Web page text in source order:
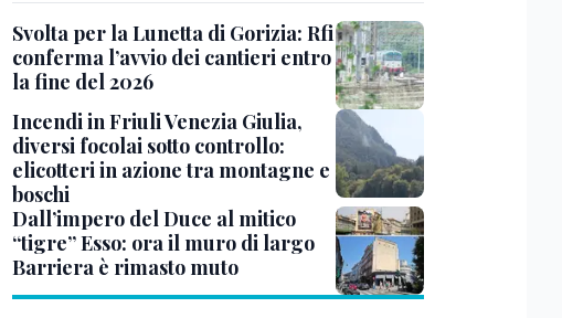
Svolta per la Lunetta di Gorizia: Rfi
conferma l’avvio dei cantieri entro
la fine del 2026
Incendi in Friuli Venezia Giulia,
diversi focolai sotto controllo:
elicotteri in azione tra montagne e
boschi
Dall’impero del Duce al mitico
“tigre” Esso: ora il muro di largo
Barriera è rimasto muto